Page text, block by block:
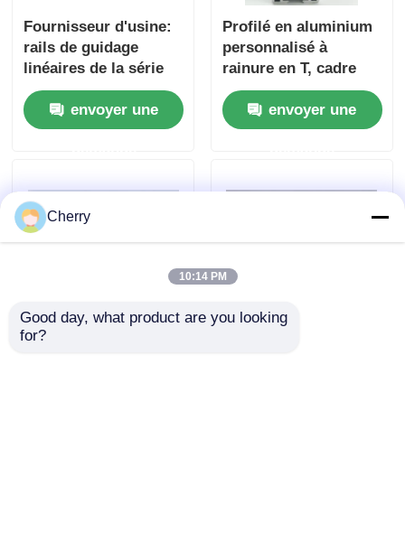
Fournisseur d'usine:
rails de guidage
linéaires de la série
6063 3060 en profils
industriels en
aluminium extrudé,
travail
envoyer une
Profilé en aluminium
personnalisé à
rainure en T, cadre
industriel standard,
rail en aluminium,
bande de guidage en
envoyer une
Profilé en alliage
Cherry
10:14 PM
Good day, what product are you looking
for?